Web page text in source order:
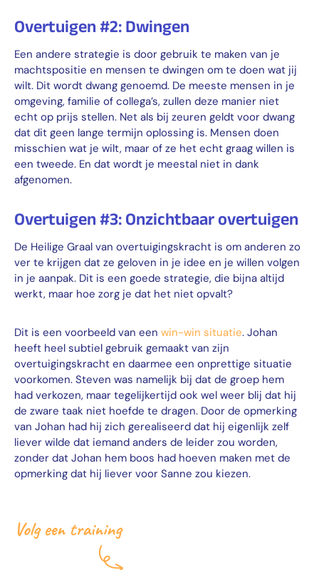
Overtuigen #2: Dwingen
Een andere strategie is door gebruik te maken van je
machtspositie en mensen te dwingen om te doen wat jij
wilt. Dit wordt dwang genoemd. De meeste mensen in je
omgeving, familie of collega’s, zullen deze manier niet
echt op prijs stellen. Net als bij zeuren geldt voor dwang
dat dit geen lange termijn oplossing is. Mensen doen
misschien wat je wilt, maar of ze het echt graag willen is
een tweede. En dat wordt je meestal niet in dank
afgenomen.
Overtuigen #3: Onzichtbaar overtuigen
De Heilige Graal van overtuigingskracht is om anderen zo
ver te krijgen dat ze geloven in je idee en je willen volgen
in je aanpak. Dit is een goede strategie, die bijna altijd
werkt, maar hoe zorg je dat het niet opvalt?
Dit is een voorbeeld van een win-win situatie. Johan
heeft heel subtiel gebruik gemaakt van zijn
overtuigingskracht en daarmee een onprettige situatie
voorkomen. Steven was namelijk bij dat de groep hem
had verkozen, maar tegelijkertijd ook wel weer blij dat hij
de zware taak niet hoefde te dragen. Door de opmerking
van Johan had hij zich gerealiseerd dat hij eigenlijk zelf
liever wilde dat iemand anders de leider zou worden,
zonder dat Johan hem boos had hoeven maken met de
opmerking dat hij liever voor Sanne zou kiezen.